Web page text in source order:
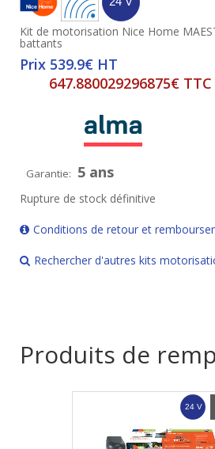
Kit de motorisation Nice Home
battants
Prix 539.9€ HT
647.880029296875€ TTC
Garantie: 5 ans
Rupture de stock définitive
Conditions de retour et
Rechercher d'autres kits
Produits de